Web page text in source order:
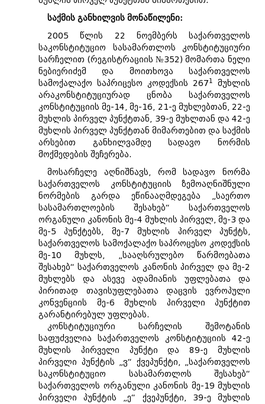
საქმის განხილვის მონაწილენი:
2005 წლის 22 ნოემბერს საქართველოს
საკონსტიტუციო სასამართლოს კონსტიტუციური
სარჩელით (რეგისტრაციის №352) მომართა ნელი
ნებიერიძემ და მოითხოვა საქართველოს
სამოქალაქო საპრიცესო კოდექსის 2671
მუხლის
არაკონსტიტუციურად ცნობა საქართველოს
კონსტიტუციის მე-14, მე-16, 21-ე მუხლებთან, 22-ე
მუხლის პირველ პუნქტთან, 39-ე მუხლთან და 42-ე
მუხლის პირველ პუნქტთან მიმართებით და საქმის
არსებით განხილვამდე სადავო ნორმის
მოქმედების შეჩერება.
მოსარჩელე აღნიშნავს, რომ სადავო ნორმა
საქართველოს კონსტიტუციის ზემოაღნიშნული
ნორმების გარდა ეწინააღმდეგება „საერთო
სასამართლოების შესახებ“ საქართველოს
ორგანული კანონის მე-4 მუხლის პირველ, მე-3 და
მე-5 პუნქტებს, მე-7 მუხლის პირველ პუნქტს,
საქართველოს სამოქალაქო საპროცესო კოდექსის
მე-10 მუხლს, „სააღსრულებო წარმოებათა
შესახებ“ საქართველოს კანონის პირველ და მე-2
მუხლებს და ასევე ადამიანის უფლებათა და
პირითად თავისუფლებათა დაცვის ევროპული
კონვენციის მე-6 მუხლის პირველი პუნქტით
გარანტირებულ უფლებას.
კონსტიტუციური სარჩელის შემოტანის
საფუძველია საქართველოს კონსტიტუციის 42-ე
მუხლის პირველი პუნქტი და 89-ე მუხლის
პირველი პუნქტის „ვ“ ქვეპუნქტი, „საქართველოს
საკონსტიტუციო სასამართლოს შესახებ“
საქართველოს ორგანული კანონის მე-19 მუხლის
პირველი პუნქტის „ე“ ქვეპუნქტი, 39-ე მუხლის